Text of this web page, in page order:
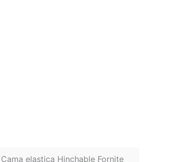
Cama elastica Hinchable Fornite